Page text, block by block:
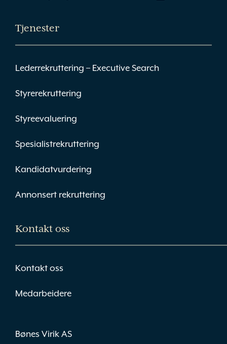
Tjenester
Lederrekruttering – Executive Search
Styrerekruttering
Styreevaluering
Spesialistrekruttering
Kandidatvurdering
Annonsert rekruttering
Kontakt oss
Kontakt oss
Medarbeidere
Bønes Virik AS